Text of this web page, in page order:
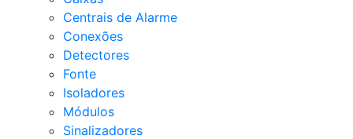
Centrais de Alarme
Conexões
Detectores
Fonte
Isoladores
Módulos
Sinalizadores